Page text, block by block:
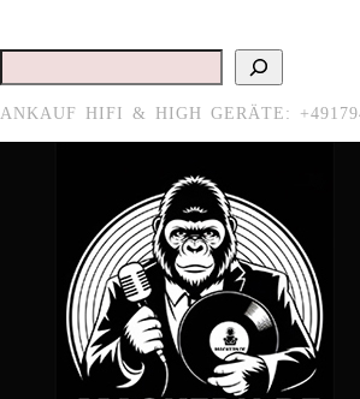
Suchen
ANKAUF HIFI & HIGH GERÄTE: